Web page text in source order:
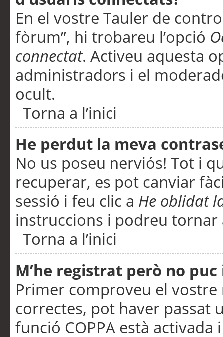
En el vostre Tauler de
fòrum”, hi trobareu l’opció
connectat. Activeu aquesta
administradors i el
ocult.
Torna a l’inici
He perdut la meva
No us poseu nerviós! Tot i
recuperar, es pot canviar
sessió i feu clic a He oblidat
instruccions i podreu tornar
Torna a l’inici
M’he registrat però no
Primer comproveu el vostre
correctes, pot haver passat
funció COPPA està